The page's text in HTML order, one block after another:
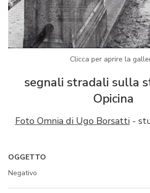
Clicca per aprire la
segnali stradali sulla
Opicina
Foto Omnia di Ugo Borsatti-
OGGETTO
Negativo